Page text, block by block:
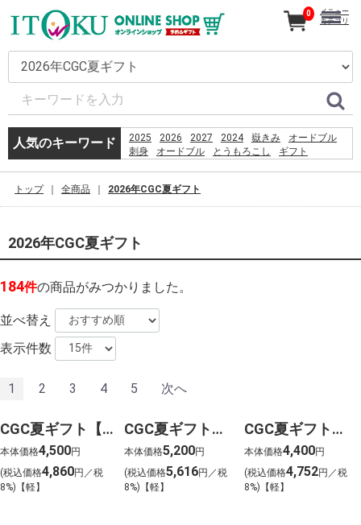
人気のキーワード 2025 2026 2027 2024 嶽きみ
オードブル
刺身
オードブル とうもろこし
ギフト
0
メニュー
カテゴリ
トップ 全商品 2026年CGC夏ギフト
2026年CGC夏ギフト
184件の商品がみつかりました。
並べ替え
表示件数
1 2 3 4 5 次へ
CGC夏ギフト【0101】ウジエスーパー 季節の葛(KUZU)バー(10本)
本体価格4,500円
(税込価格4,860円／税
8%)【軽】
CGC夏ギフト【0201】三陸大船渡マイヤ 海鮮舞屋漬
本体価格5,200円
(税込価格5,616円／税
8%)【軽】
CGC夏ギフト【0202】JAアオレン 青森りんごジュース「希望の雫（6本）」
本体価格4,400円
(税込価格4,752円／税
8%)【軽】